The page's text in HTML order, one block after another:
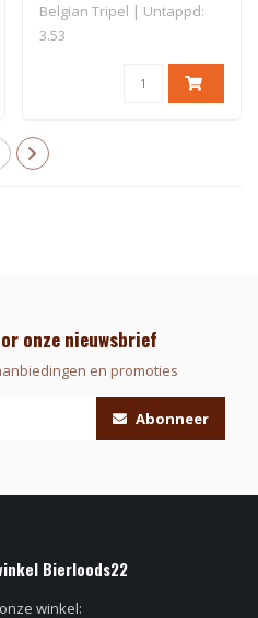
Belgian Tripel | Untappd:
3.53
onze nieuwsbrief
en promoties
Abonneer
Bierloods22
winkel: